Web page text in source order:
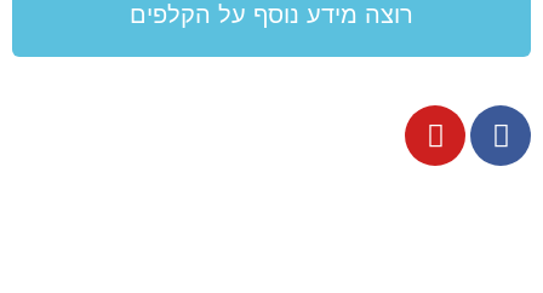
רוצה מידע נוסף על הקלפים